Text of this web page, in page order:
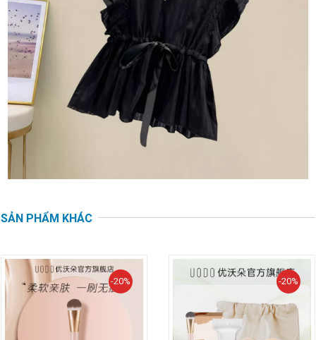
SẢN PHẨM KHÁC
-20% -20%